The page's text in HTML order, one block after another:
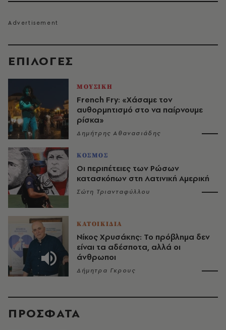
EΠΙΛΟΓΈΣ
ΜΟΥΣΙΚΗ
French Fry: «Χάσαμε τον
αυθορμητισμό στο να παίρνουμε
ρίσκα»
Δημήτρης Αθανασιάδης
ΚΟΣΜΟΣ
Οι περιπέτειες των Ρώσων
κατασκόπων στη Λατινική Αμερική
Σώτη Τριανταφύλλου
ΚΑΤΟΙΚΙΔΙΑ
Νίκος Χρυσάκης: Το πρόβλημα δεν
είναι τα αδέσποτα, αλλά οι
άνθρωποι
Δήμητρα Γκρους
ΠΡΟΣΦΑΤΑ